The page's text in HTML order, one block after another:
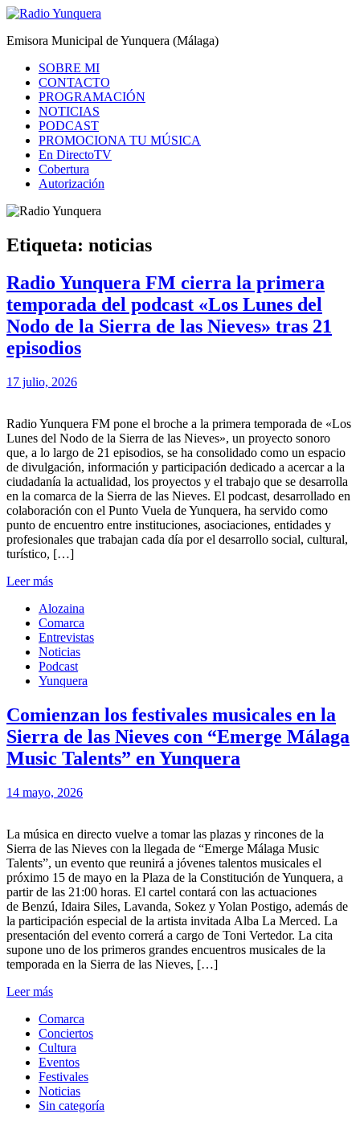
Saltar
contenido
Radio Yunquera
Emisora Municipal de Yunquera (Málaga)
SOBRE MI
CONTACTO
PROGRAMACIÓN
NOTICIAS
PODCAST
PROMOCIONA TU MÚSICA
En DirectoTV
Cobertura
Autorización
Etiqueta: noticias
Radio Yunquera FM cierra la primera
temporada del podcast «Los Lunes del
Nodo de la Sierra de las Nieves» tras 21
episodios
17 julio, 2026
Radio Yunquera FM pone el broche a la primera temporada de «Los
Lunes del Nodo de la Sierra de las Nieves», un proyecto sonoro
que, a lo largo de 21 episodios, se ha consolidado como un espacio
de divulgación, información y participación dedicado a acercar a la
ciudadanía la actualidad, los proyectos y el trabajo que se desarrolla
en la comarca de la Sierra de las Nieves. El podcast, desarrollado en
colaboración con el Punto Vuela de Yunquera, ha servido como
punto de encuentro entre instituciones, asociaciones, entidades y
profesionales que trabajan cada día por el desarrollo social, cultural,
turístico, […]
Leer más
Alozaina
Comarca
Entrevistas
Noticias
Podcast
Yunquera
Comienzan los festivales musicales en la
Sierra de las Nieves con “Emerge Málaga
Music Talents” en Yunquera
14 mayo, 2026
La música en directo vuelve a tomar las plazas y rincones de la
Sierra de las Nieves con la llegada de “Emerge Málaga Music
Talents”, un evento que reunirá a jóvenes talentos musicales el
próximo 15 de mayo en la Plaza de la Constitución de Yunquera, a
partir de las 21:00 horas. El cartel contará con las actuaciones
de Benzú, Idaira Siles, Lavanda, Sokez y Yolan Postigo, además de
la participación especial de la artista invitada Alba La Merced. La
presentación del evento correrá a cargo de Toni Vertedor. La cita
supone uno de los primeros grandes encuentros musicales de la
temporada en la Sierra de las Nieves, […]
Leer más
Comarca
Conciertos
Cultura
Eventos
Festivales
Noticias
Sin categoría